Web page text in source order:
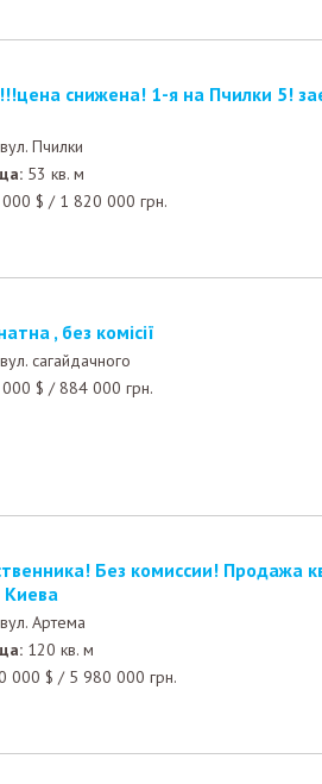
вул. Пчилки
53 кв. м
$ / 1 820 000 грн.
, без комісії
вул. сагайдачного
$ /884 000 грн.
Киева
вул. Артема
120 кв. м
000 $ / 5 980 000 грн.